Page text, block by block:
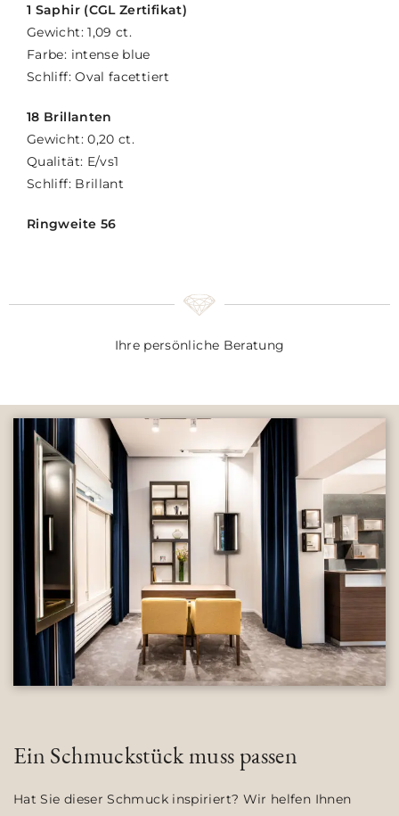
1 Saphir (CGL Zertifikat)
Gewicht: 1,09 ct.
Farbe: intense blue
Schliff: Oval facettiert
18 Brillanten
Gewicht: 0,20 ct.
Qualität: E/vs1
Schliff: Brillant
Ringweite 56
Ihre persönliche Beratung
Ein Schmuckstück muss passen
Hat Sie dieser Schmuck inspiriert? Wir helfen Ihnen